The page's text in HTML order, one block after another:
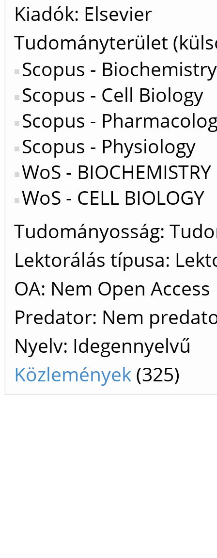
Kiadók Elsevier
Tudományterület
Scopus - Biochemistry
Scopus - Cell Biology
Scopus -
Scopus - Physiology
WoS -
WoS - CELL BIOLOGY
Tudományosság:
Lektorálás típusa:
OA: Nem Open Access
Predator: Nem
Nyelv: Idegennyelvű
Közlemények (325)